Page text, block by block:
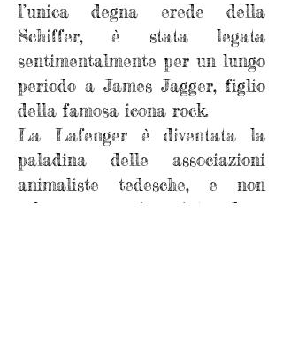
l’unica degna erede della
Schiffer, è stata legata
sentimentalmente per un lungo
periodo a James Jagger, figlio
della famosa icona rock.
La Lafenger è diventata la
paladina delle associazioni
animaliste tedesche, e non
solo, per aver rinunciato ad un